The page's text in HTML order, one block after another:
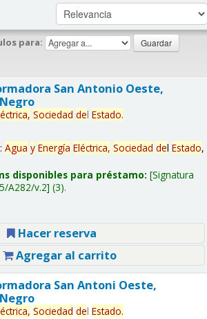
para:
San Antonio Oeste,
Sociedad del Estado.
Agua y Energía Eléctrica, Sociedad del Estado,
disponibles para préstamo: Signatura
A282/v.2 (3).
Hacer reserva
Agregar al carrito
San Antoni Oeste,
Sociedad del Estado.